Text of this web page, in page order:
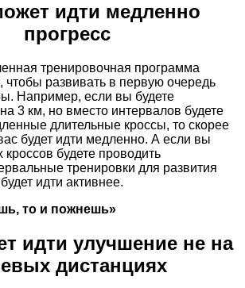
идти медленно
прогресс
тренировочная программа
чтобы развивать в первую очередь
Например, если вы будете
на 3 км, но вместо интервалов будете
длительные кроссы, то скорее
будет идти медленно. А если вы
будете проводить
тренировки для развития
идти активнее.
то и пожнешь»
идти улучшение не на
дистанциях